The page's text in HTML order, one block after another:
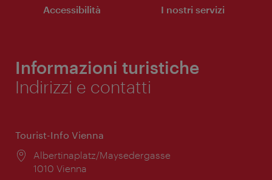
Accessibilità I nostri servizi
Informazioni turistiche
Indirizzi e contatti
Tourist-Info Vienna
Posizione:
Albertinaplatz/Maysedergasse
1010 Vienna